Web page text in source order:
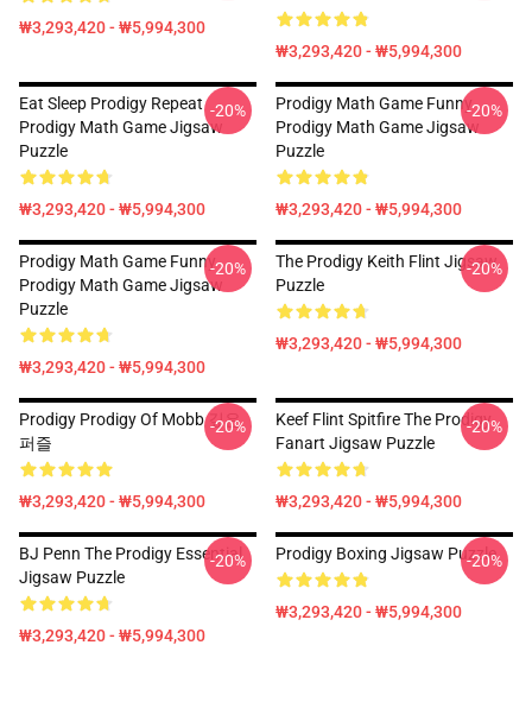
₩3,293,420 - ₩5,994,300
₩3,293,420 - ₩5,994,300
Eat Sleep Prodigy Repeat
Prodigy Math Game Jigsaw
Puzzle
₩3,293,420 - ₩5,994,300
-20%
Prodigy Math Game Funny
Prodigy Math Game Jigsaw
Puzzle
₩3,293,420 - ₩5,994,300
-20%
Prodigy Math Game Funny
Prodigy Math Game Jigsaw
Puzzle
₩3,293,420 - ₩5,994,300
-20%
The Prodigy Keith Flint Jigsaw
Puzzle
₩3,293,420 - ₩5,994,300
-20%
Prodigy Prodigy Of Mobb 깊은
퍼즐
₩3,293,420 - ₩5,994,300
-20%
Keef Flint Spitfire The Prodigy
Fanart Jigsaw Puzzle
₩3,293,420 - ₩5,994,300
-20%
BJ Penn The Prodigy Essential
Jigsaw Puzzle
₩3,293,420 - ₩5,994,300
-20% Prodigy Boxing Jigsaw Puzzle
₩3,293,420 - ₩5,994,300
-20%